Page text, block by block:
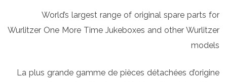
World’s largest range of original spare parts for
Wurlitzer One More Time Jukeboxes and other Wurlitzer
models
La plus grande gamme de pièces détachées d’origine